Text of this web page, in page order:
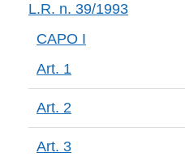
L.R. n. 39/1993
CAPO I
Art. 1
Art. 2
Art. 3